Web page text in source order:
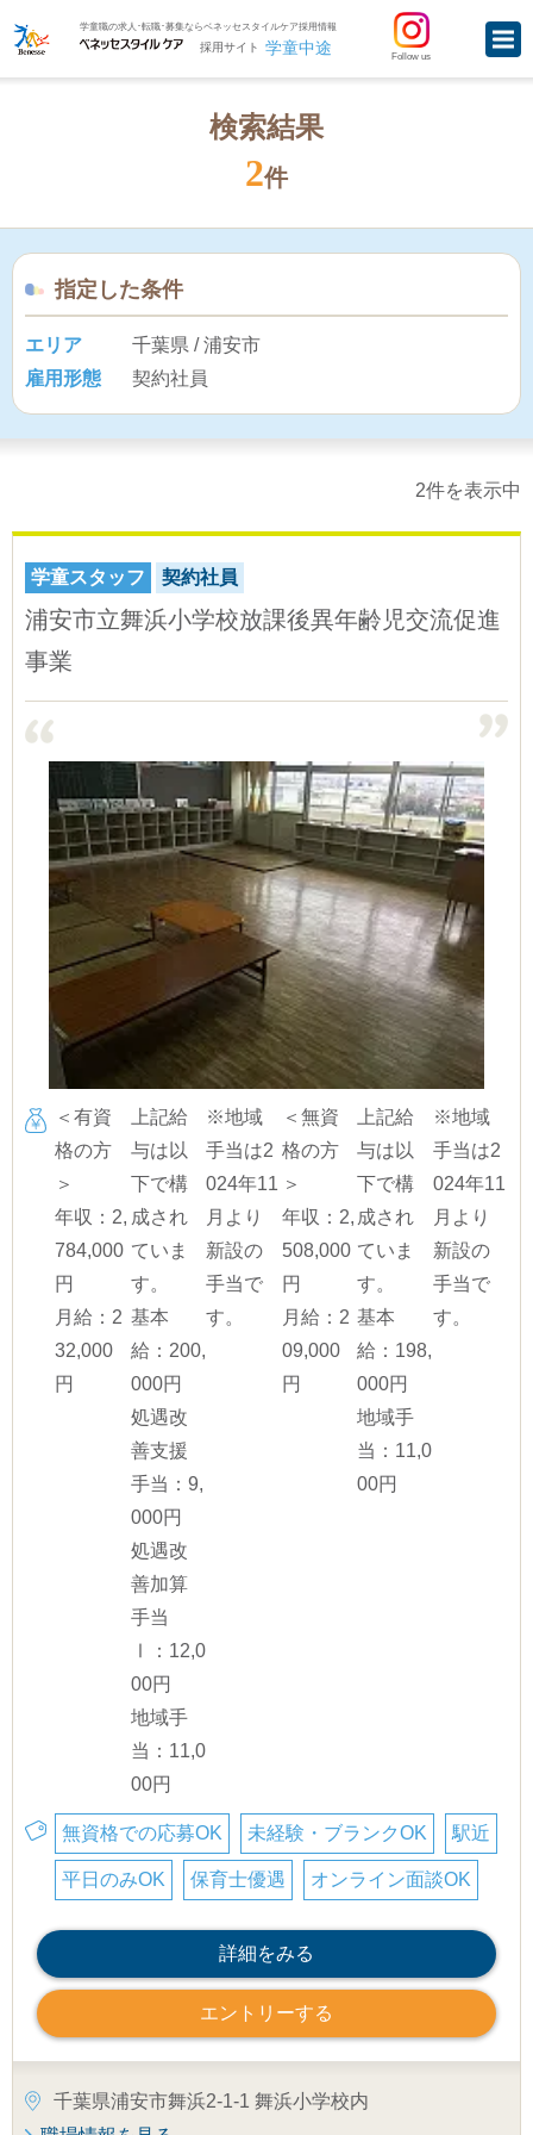
学童職の求人･転職･募集ならベネッセスタイルケア採用情報
採用サイト 学童中途 Follow us
検索結果
2件
指定した条件
エリア
千葉県 / 浦安市
雇用形態
契約社員
2件を表示中
学童スタッフ 契約社員
浦安市立舞浜小学校放課後異年齢児交流促進
事業
＜有資
格の方
＞
年収：2,
784,000
円
月給：2
32,000
円
上記給
与は以
下で構
成され
ていま
す。
基本
給：200,
000円
処遇改
善支援
手当：9,
000円
処遇改
善加算
手当
Ⅰ：12,0
00円
地域手
当：11,0
00円
※地域
手当は2
024年11
月より
新設の
手当で
す。
＜無資
格の方
＞
年収：2,
508,000
円
月給：2
09,000
円
上記給
与は以
下で構
成され
ていま
す。
基本
給：198,
000円
地域手
当：11,0
00円
※地域
手当は2
024年11
月より
新設の
手当で
す。
無資格での応募OK 未経験・ブランクOK 駅近
平日のみOK 保育士優遇 オンライン面談OK
詳細をみる
エントリーする
千葉県浦安市舞浜2-1-1 舞浜小学校内